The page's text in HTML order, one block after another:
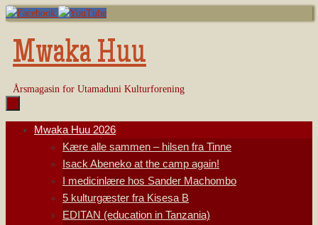
Skip
content
Mwaka Huu
Årsmagasin for Utamaduni Kulturforening
Mwaka Huu 2026
Kære alle sammen – hilsen fra Tinne
Isack Abeneko at the camp again!
I medicinlære hos Sander Machombo
5 kulturgæster fra Kisesa B
EDITAN (education in Tanzania)